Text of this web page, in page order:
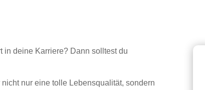
in deine Karriere? Dann solltest du
nur eine tolle Lebensqualität, sondern